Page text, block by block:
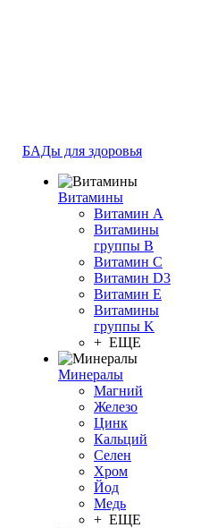
БАДы для здоровья
Витамины
Витамин А
Витамины
группы B
Витамин C
Витамин D3
Витамин E
Витамины
группы K
+ ЕЩЕ
Минералы
Магний
Железо
Цинк
Кальций
Селен
Хром
Йод
Медь
+ ЕЩЕ